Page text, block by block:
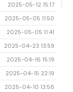
2025-05-12 15:17
2025-05-05 11:50
2025-05-05 11:41
2025-04-23 13:59
2025-04-16 15:19
2025-04-15 22:19
2025-04-10 13:56